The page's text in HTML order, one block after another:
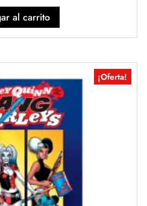
al carrito
¡Oferta!